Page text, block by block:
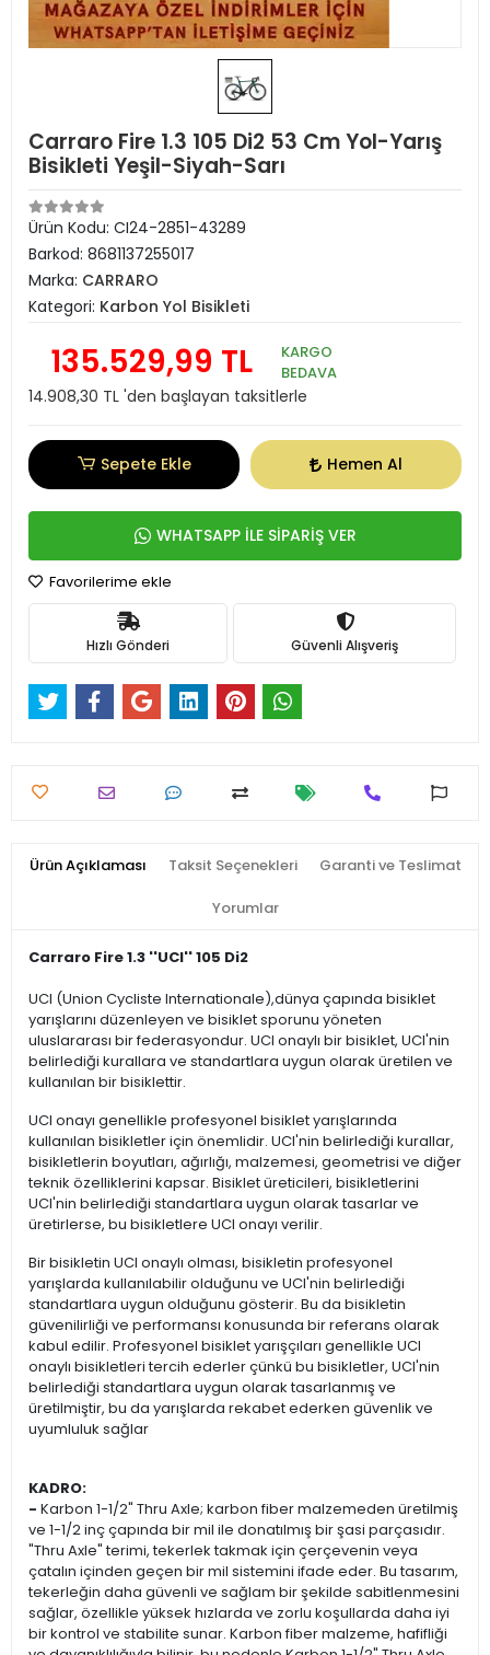
Carraro Fire 1.3 105 Di2 53 Cm Yol-Yarış
Bisikleti Yeşil-Siyah-Sarı
Ürün Kodu: CI24-2851-43289
Barkod: 8681137255017
Marka: CARRARO
Kategori: Karbon Yol Bisikleti
135.529,99 TL
KARGO
BEDAVA
14.908,30 TL 'den başlayan taksitlerle
Sepete Ekle Hemen Al
WHATSAPP İLE SİPARİŞ VER
Favorilerime ekle
Hızlı Gönderi Güvenli Alışveriş
Ürün Açıklaması Taksit Seçenekleri Garanti ve Teslimat
Yorumlar
Carraro Fire 1.3 ''UCI'' 105 Di2
UCI (Union Cycliste Internationale),dünya çapında bisiklet
yarışlarını düzenleyen ve bisiklet sporunu yöneten
uluslararası bir federasyondur. UCI onaylı bir bisiklet, UCI'nin
belirlediği kurallara ve standartlara uygun olarak üretilen ve
kullanılan bir bisiklettir.
UCI onayı genellikle profesyonel bisiklet yarışlarında
kullanılan bisikletler için önemlidir. UCI'nin belirlediği kurallar,
bisikletlerin boyutları, ağırlığı, malzemesi, geometrisi ve diğer
teknik özelliklerini kapsar. Bisiklet üreticileri, bisikletlerini
UCI'nin belirlediği standartlara uygun olarak tasarlar ve
üretirlerse, bu bisikletlere UCI onayı verilir.
Bir bisikletin UCI onaylı olması, bisikletin profesyonel
yarışlarda kullanılabilir olduğunu ve UCI'nin belirlediği
standartlara uygun olduğunu gösterir. Bu da bisikletin
güvenilirliği ve performansı konusunda bir referans olarak
kabul edilir. Profesyonel bisiklet yarışçıları genellikle UCI
onaylı bisikletleri tercih ederler çünkü bu bisikletler, UCI'nin
belirlediği standartlara uygun olarak tasarlanmış ve
üretilmiştir, bu da yarışlarda rekabet ederken güvenlik ve
uyumluluk sağlar
KADRO:
- Karbon 1-1/2" Thru Axle; karbon fiber malzemeden üretilmiş
ve 1-1/2 inç çapında bir mil ile donatılmış bir şasi parçasıdır.
"Thru Axle" terimi, tekerlek takmak için çerçevenin veya
çatalın içinden geçen bir mil sistemini ifade eder. Bu tasarım,
tekerleğin daha güvenli ve sağlam bir şekilde sabitlenmesini
sağlar, özellikle yüksek hızlarda ve zorlu koşullarda daha iyi
bir kontrol ve stabilite sunar. Karbon fiber malzeme, hafifliği